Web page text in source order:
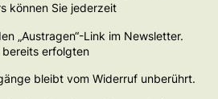
können Sie jederzeit
„Austragen“-Link im Newsletter.
erfolgten
bleibt vom Widerruf unberührt.